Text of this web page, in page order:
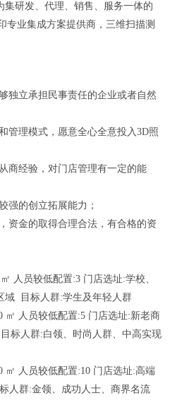
集研发、代理、销售、服务一体的
专业集成方案提供商，三维扫描测
立承担民事责任的企业或者自然
理模式，愿意全心全意投入3D照
经验，对门店管理有一定的能
的创立拓展能力；
金的取得合理合法，有合格的资
员较低配置:3 门店选址:学校、
域 目标人群:学生及年轻人群
人员较低配置:5 门店选址:新老商
标人群:白领、时尚人群、中高实现
人员较低配置:10 门店选址:高端
人群:金领、成功人士、商界名流